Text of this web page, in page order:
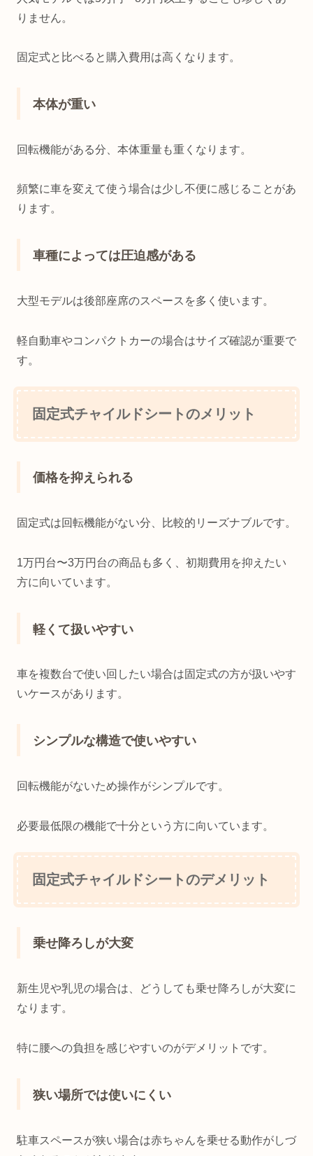
りません。
固定式と比べると購入費用は高くなります。
本体が重い
回転機能がある分、本体重量も重くなります。
頻繁に車を変えて使う場合は少し不便に感じることがあ
ります。
車種によっては圧迫感がある
大型モデルは後部座席のスペースを多く使います。
軽自動車やコンパクトカーの場合はサイズ確認が重要で
す。
固定式チャイルドシートのメリット
価格を抑えられる
固定式は回転機能がない分、比較的リーズナブルです。
1万円台〜3万円台の商品も多く、初期費用を抑えたい
方に向いています。
軽くて扱いやすい
車を複数台で使い回したい場合は固定式の方が扱いやす
いケースがあります。
シンプルな構造で使いやすい
回転機能がないため操作がシンプルです。
必要最低限の機能で十分という方に向いています。
固定式チャイルドシートのデメリット
乗せ降ろしが大変
新生児や乳児の場合は、どうしても乗せ降ろしが大変に
なります。
特に腰への負担を感じやすいのがデメリットです。
狭い場所では使いにくい
駐車スペースが狭い場合は赤ちゃんを乗せる動作がしづ